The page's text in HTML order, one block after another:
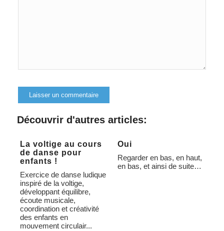
Alternative:
Découvrir d'autres articles:
La voltige au cours
de danse pour
enfants !
Exercice de danse ludique
inspiré de la voltige,
développant équilibre,
écoute musicale,
coordination et créativité
des enfants en
mouvement circulair...
Oui
Regarder en bas, en haut,
en bas, et ainsi de suite…